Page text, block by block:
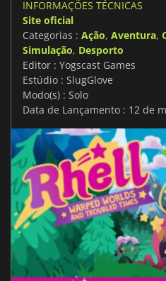
INFORMAÇÕES TÉCNICAS
Site oficial
Categorias : Ação, Aventura,
Simulação, Desporto
Editor : Yogscast Games
Estúdio : SlugGlove
Modo(s) : Solo
Data de Lançamento : 12 de